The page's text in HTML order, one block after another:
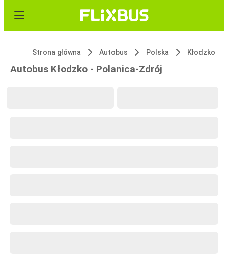
Strona główna Autobus Polska Kłodzko
Autobus Kłodzko - Polanica-Zdrój